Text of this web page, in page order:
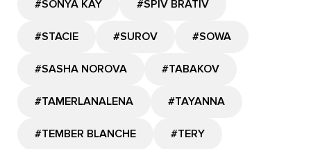
#SONYA KAY #SPIV BRATIV
#STACIE #SUROV #SOWA
#SASHA NOROVA #TABAKOV
#TAMERLANALENA #TAYANNA
#TEMBER BLANCHE #TERY